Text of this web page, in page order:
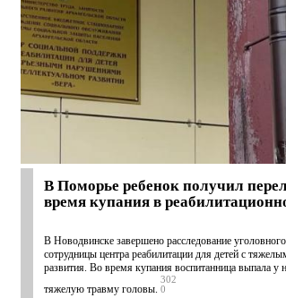
В Поморье ребенок получил
время купания в
В Новодвинске завершено расследование
сотрудницы центра реабилитации для детей с
развития. Во время купания воспитанница выпала у
тяжелую травму головы.
302
0